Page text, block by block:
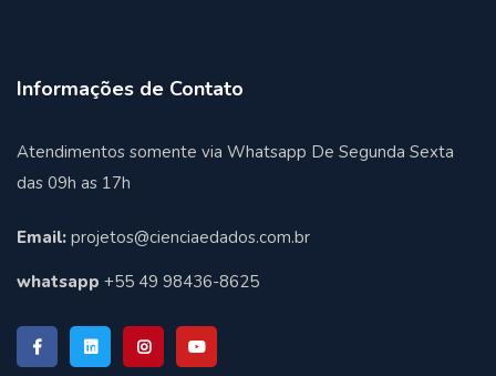
Informações de Contato
Atendimentos somente via Whatsapp De Segunda Sexta
das 09h as 17h
Email: projetos@cienciaedados.com.br
whatsapp +55 49 98436-8625